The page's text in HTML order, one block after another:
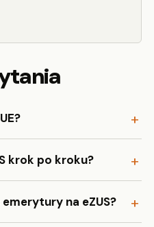
krok po kroku?
na eZUS?